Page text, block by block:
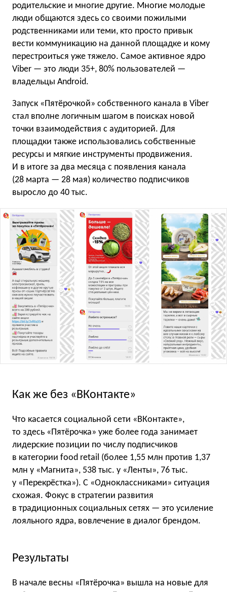
родительские и многие другие. Многие молодые
люди общаются здесь со своими пожилыми
родственниками или теми, кто просто привык
вести коммуникацию на данной площадке и кому
перестроиться уже тяжело. Самое активное ядро
Viber — это люди 35+, 80% пользователей —
владельцы Android.
Запуск «Пятёрочкой» собственного канала в Viber
стал вполне логичным шагом в поисках новой
точки взаимодействия с аудиторией. Для
площадки также использовались собственные
ресурсы и мягкие инструменты продвижения.
И в итоге за два месяца с появления канала
(28 марта — 28 мая) количество подписчиков
выросло до 40 тыс.
Как же без «ВКонтакте»
Что касается социальной сети «ВКонтакте»,
то здесь «Пятёрочка» уже более года занимает
лидерские позиции по числу подписчиков
в категории food retail (более 1,55 млн против 1,37
млн у «Магнита», 538 тыс. у «Ленты», 76 тыс.
у «Перекрёстка»). С «Одноклассниками» ситуация
схожая. Фокус в стратегии развития
в традиционных социальных сетях — это усиление
лояльного ядра, вовлечение в диалог брендом.
Результаты
В начале весны «Пятёрочка» вышла на новые для